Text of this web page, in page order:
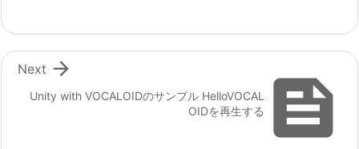

Unity with VOCALOIDのサンプル HelloVOCAL
OIDを再生する

Next